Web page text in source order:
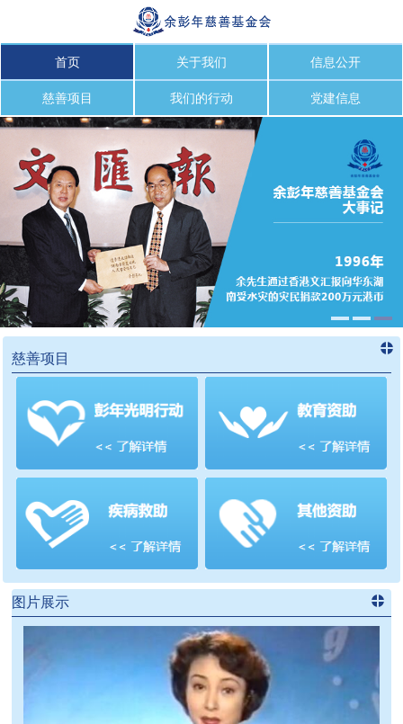
首页 关于我们 信息公开
慈善项目 我们的行动 党建信息
慈善项目
进入慈
>>
图片展示
建信息